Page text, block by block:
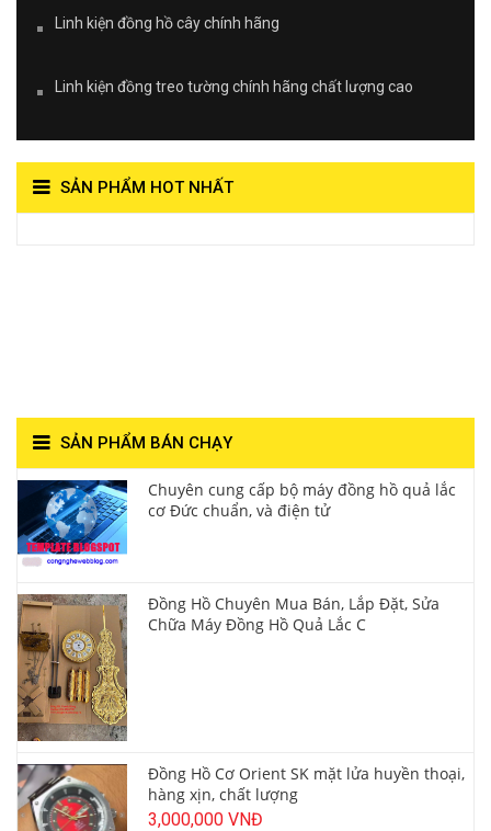
Linh kiện đồng hồ cây chính hãng
Linh kiện đồng treo tường chính hãng chất lượng cao
SẢN PHẨM HOT NHẤT
SẢN PHẨM BÁN CHẠY
Chuyên cung cấp bộ máy đồng hồ quả lắc
cơ Đức chuẩn, và điện tử
Đồng Hồ Chuyên Mua Bán, Lắp Đặt, Sửa
Chữa Máy Đồng Hồ Quả Lắc C
Đồng Hồ Cơ Orient SK mặt lửa huyền thoại,
hàng xịn, chất lượng
3,000,000 VNĐ